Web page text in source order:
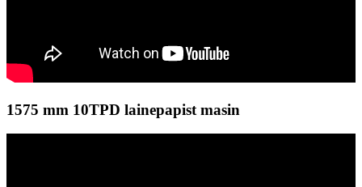
1575 mm 10TPD lainepapist masin